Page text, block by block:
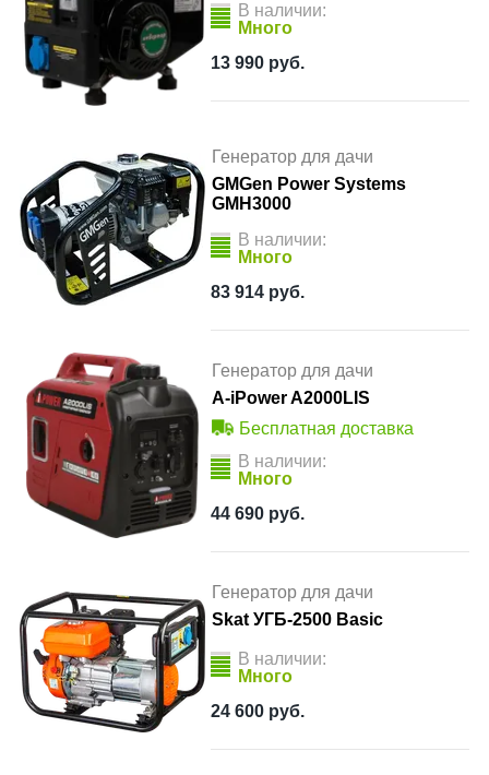
В наличии:
Много
13 990 руб.
Генератор для дачи
GMGen Power Systems
GMH3000
В наличии:
Много
83 914 руб.
Генератор для дачи
A-iPower A2000LIS
Бесплатная доставка
В наличии:
Много
44 690 руб.
Генератор для дачи
Skat УГБ-2500 Basic
В наличии:
Много
24 600 руб.